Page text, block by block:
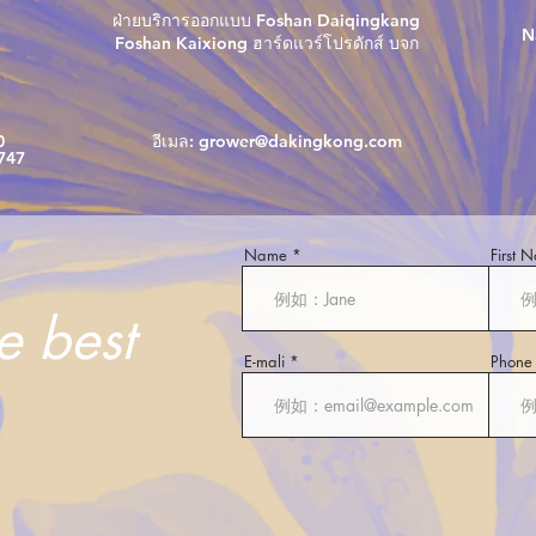
ฝ่ายบริการออกแบบ Foshan Daiqingkang
Foshan Kaixiong ฮาร์ดแวร์โปรดักส์ บจก
อีเมล: grower@dakingkong.com
best
Name First
E-mali